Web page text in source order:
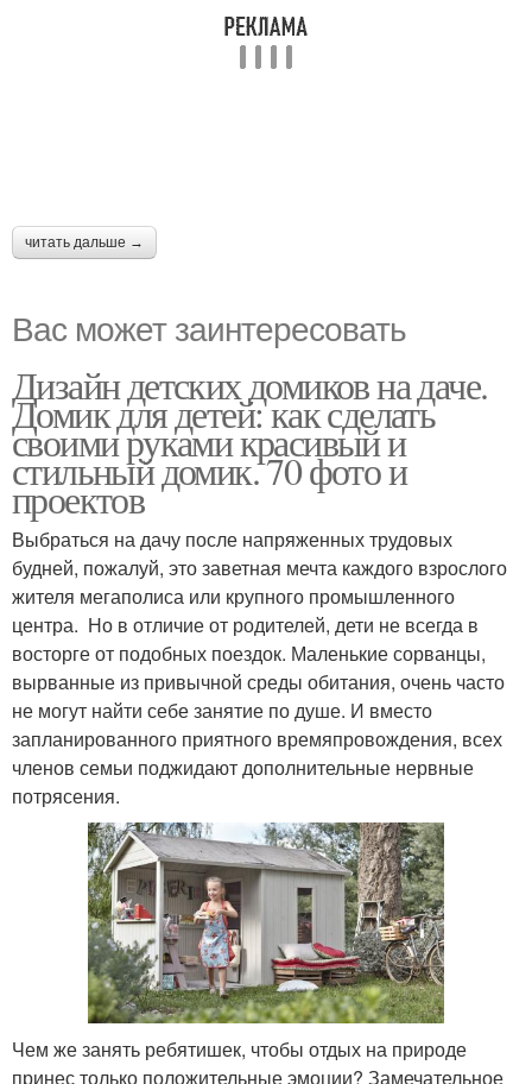
читать дальше →
Вас может заинтересовать
Дизайн детских домиков на даче.
Домик для детей: как сделать
своими руками красивый и
стильный домик. 70 фото и
проектов
Выбраться на дачу после напряженных трудовых
будней, пожалуй, это заветная мечта каждого взрослого
жителя мегаполиса или крупного промышленного
центра. Но в отличие от родителей, дети не всегда в
восторге от подобных поездок. Маленькие сорванцы,
вырванные из привычной среды обитания, очень часто
не могут найти себе занятие по душе. И вместо
запланированного приятного времяпровождения, всех
членов семьи поджидают дополнительные нервные
потрясения.
Чем же занять ребятишек, чтобы отдых на природе
принес только положительные эмоции? Замечательное